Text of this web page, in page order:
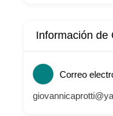
Información de
Correo